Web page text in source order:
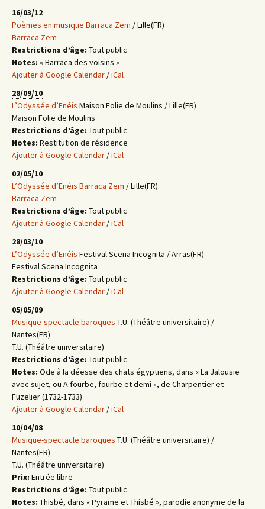
16/03/12
Poèmes en musique Barraca Zem / Lille(FR)
Barraca Zem
Restrictions d’âge: Tout public
Notes: « Barraca des voisins »
Ajouter à Google Calendar /iCal
28/09/10
L’Odyssée d’Enéis Maison Folie de Moulins / Lille(FR)
Maison Folie de Moulins
Restrictions d’âge: Tout public
Notes: Restitution de résidence
Ajouter à Google Calendar /iCal
02/05/10
L’Odyssée d’Enéis Barraca Zem / Lille(FR)
Barraca Zem
Restrictions d’âge: Tout public
Ajouter à Google Calendar /iCal
28/03/10
L’Odyssée d’Enéis Festival Scena Incognita / Arras(FR)
Festival Scena Incognita
Restrictions d’âge: Tout public
Ajouter à Google Calendar /iCal
05/05/09
Musique-spectacle baroques T.U. (Théâtre universitaire) /
Nantes(FR)
T.U. (Théâtre universitaire)
Restrictions d’âge: Tout public
Notes: Ode à la déesse des chats égyptiens, dans « La Jalousie
avec sujet, ou A fourbe, fourbe et demi », de Charpentier et
Fuzelier (1732-1733)
Ajouter à Google Calendar /iCal
10/04/08
Musique-spectacle baroques T.U. (Théâtre universitaire) /
Nantes(FR)
T.U. (Théâtre universitaire)
Prix: Entrée libre
Restrictions d’âge: Tout public
Notes: Thisbé, dans « Pyrame et Thisbé », parodie anonyme de la